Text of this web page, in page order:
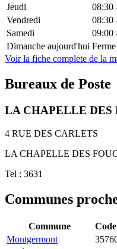
Jeudi
08:30
Vendredi
08:30
Samedi
09:00
Dimanche aujourd'hui Ferme
Voir la fiche complete de la
Bureaux de Poste
LA CHAPELLE DES
4 RUE DES CARLETS
LA CHAPELLE DES
Tel : 3631
Communes
Commune
Montgermont